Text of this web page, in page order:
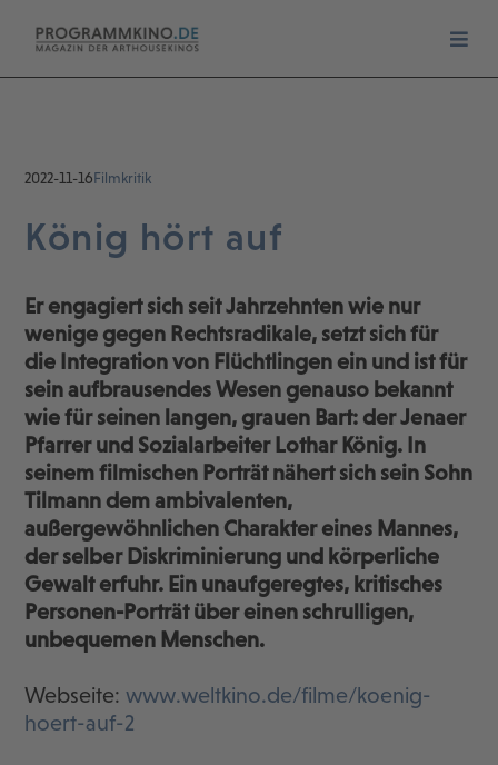
2022-11-16Filmkritik
König hört auf
Er engagiert sich seit Jahrzehnten wie nur
wenige gegen Rechtsradikale, setzt sich für
die Integration von Flüchtlingen ein und ist für
sein aufbrausendes Wesen genauso bekannt
wie für seinen langen, grauen Bart: der Jenaer
Pfarrer und Sozialarbeiter Lothar König. In
seinem filmischen Porträt nähert sich sein Sohn
Tilmann dem ambivalenten,
außergewöhnlichen Charakter eines Mannes,
der selber Diskriminierung und körperliche
Gewalt erfuhr. Ein unaufgeregtes, kritisches
Personen-Porträt über einen schrulligen,
unbequemen Menschen.
Webseite:www.weltkino.de/filme/koenig-
hoert-auf-2